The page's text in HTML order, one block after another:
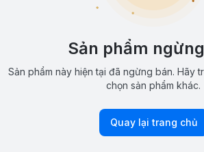
Sản phẩm
Sản phẩm này hiện tại đã ngừng bán. Hãy
chọn sản phẩm khác.
Quay lại trang chủ